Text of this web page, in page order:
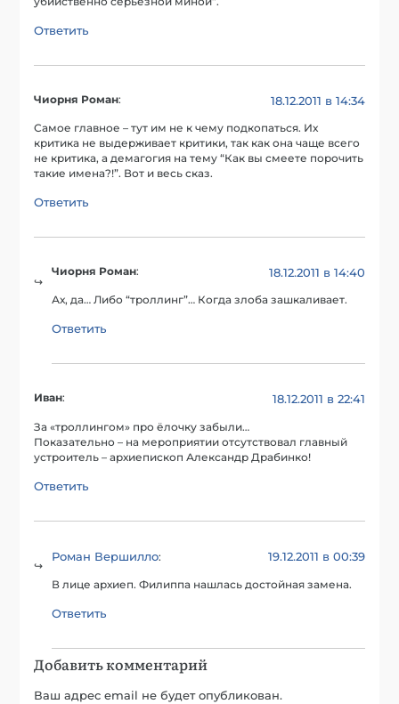
Ответить
Чиорня Роман: 18.12.2011 в 14:34
Самое главное – тут им не к чему подкопаться. Их
критика не выдерживает критики, так как она чаще всего
не критика, а демагогия на тему “Как вы смеете порочить
такие имена?!”. Вот и весь сказ.
Ответить
Чиорня Роман: 18.12.2011 в 14:40
Ах, да… Либо “троллинг”… Когда злоба зашкаливает.
Ответить
Иван: 18.12.2011 в 22:41
За «троллингом» про ёлочку забыли…
Показательно – на мероприятии отсутствовал главный
устроитель – архиепископ Александр Драбинко!
Ответить
Роман Вершилло: 19.12.2011 в 00:39
В лице архиеп. Филиппа нашлась достойная замена.
Ответить
Добавить комментарий
Ваш адрес email не будет опубликован.